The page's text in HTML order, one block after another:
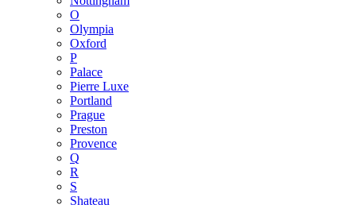
O
Olympia
Oxford
P
Palace
Pierre Luxe
Portland
Prague
Preston
Provence
Q
R
S
Shateau